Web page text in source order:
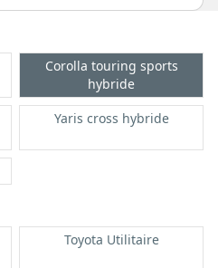
Corolla touring sports
hybride
Yaris cross hybride
Toyota Utilitaire